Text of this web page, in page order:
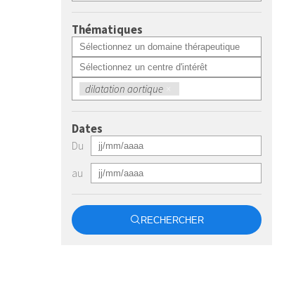
Thématiques
dilatation aortique ×
Dates
Du
au
RECHERCHER